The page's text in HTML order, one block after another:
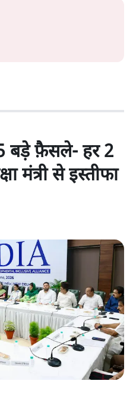
बड़े फै़सले- हर 2
मंत्री से इस्तीफा